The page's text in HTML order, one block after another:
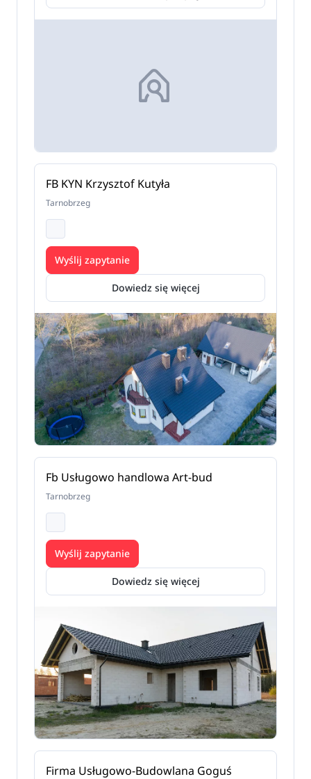
FB KYN Krzysztof Kutyła
Tarnobrzeg
Dowiedz się więcej
Wyślij zapytanie
Fb Usługowo handlowa Art-bud
Tarnobrzeg
Dowiedz się więcej
Wyślij zapytanie
Firma Usługowo-Budowlana Goguś